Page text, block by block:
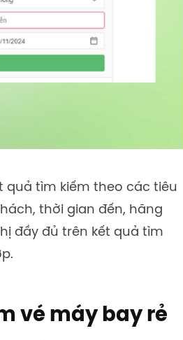
quả tìm kiếm theo các tiêu
thời gian đến, hãng
đầy đủ trên kết quả tìm
vé máy bay rẻ